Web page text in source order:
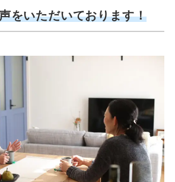
をいただいております！